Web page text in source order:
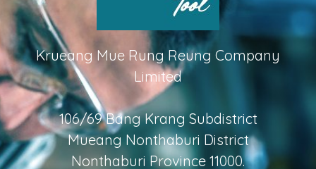
Krueang Mue Rung Reung Company
Limited
106/69 Bang Krang Subdistrict
Mueang Nonthaburi District
Nonthaburi Province 11000.